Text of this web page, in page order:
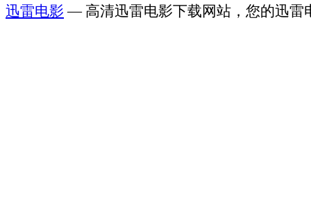
迅雷电影 — 高清迅雷电影下载网站，您的迅雷